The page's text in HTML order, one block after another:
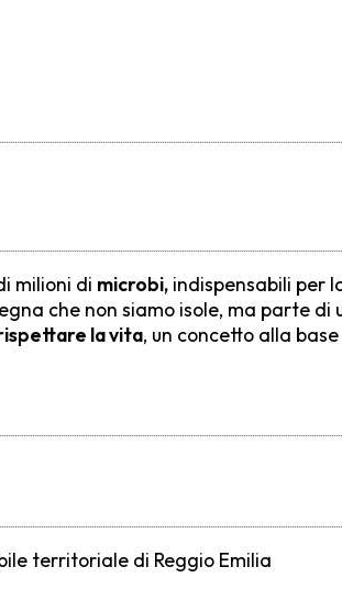
milioni di microbi, indispensabili per
che non siamo isole, ma parte di
la vita, un concetto alla
territoriale di Reggio Emilia